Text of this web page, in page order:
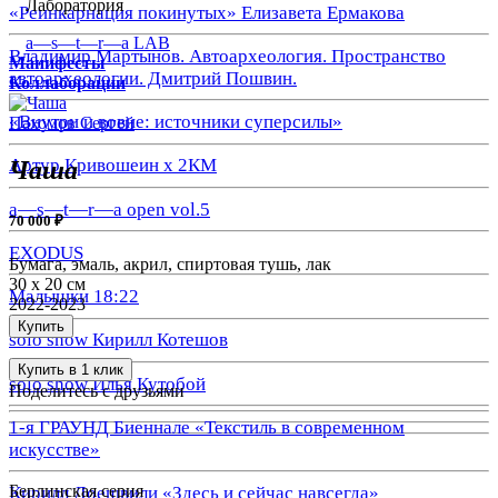
«Реинкарнация покинутых» Елизавета Ермакова
Владимир Мартынов. Автоархеология. Пространство
автоархеологии. Дмитрий Пошвин.
«Внутри и вовне: источники суперсилы»
Артур Кривошеин х 2КМ
a—s—t—r—a open vol.5
EXODUS
Малышки 18:22
solo show Кирилл Котешов
solo show Илья Кутобой
1-я ГРАУНД Биеннале «Текстиль в современном
искусстве»
Кирилл Доешвили «Здесь и сейчас навсегда»
Лаборатория
a—s—t—r—a LAB
Манифесты
Коллаборации
Пахомов Сергей
Чаша
70 000 ₽
Бумага, эмаль, акрил, спиртовая тушь, лак
30 х 20 см
2022-2023
Купить
Купить в 1 клик
Поделитесь с друзьями
Берлинская серия